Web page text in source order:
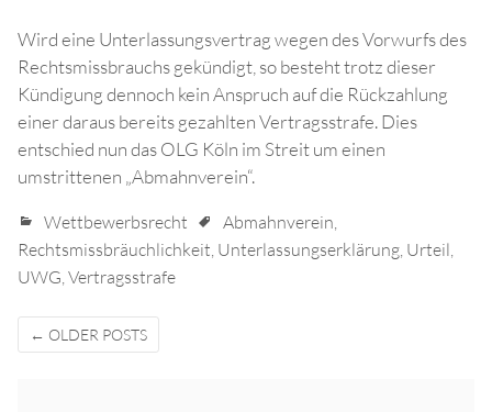
Wird eine Unterlassungsvertrag wegen des Vorwurfs des
Rechtsmissbrauchs gekündigt, so besteht trotz dieser
Kündigung dennoch kein Anspruch auf die Rückzahlung
einer daraus bereits gezahlten Vertragsstrafe. Dies
entschied nun das OLG Köln im Streit um einen
umstrittenen „Abmahnverein“.
Wettbewerbsrecht Abmahnverein,
Rechtsmissbräuchlichkeit, Unterlassungserklärung, Urteil,
UWG,Vertragsstrafe
Posts
navigation
← OLDER POSTS